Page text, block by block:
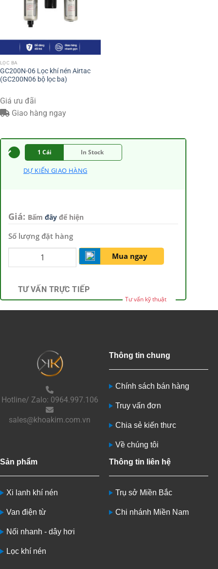
LỌC BA
GC200N-06 Lọc khí nén Airtac
(GC200N06 bộ lọc ba)
Giá ưu đãi
Giao hàng ngay
1 Cái In Stock
DỰ KIẾN GIAO HÀNG
Giá: Bấm đây để hiện
Số lượng đặt hàng
Mua ngay
TƯ VẤN TRỰC TIẾP
Tư vấn kỹ thuật
Hotline/ Zalo: 0964.997.106
sales@khoakim.com.vn
Thông tin chung
Chính sách bán hàng
Truy vấn đơn
Chia sẻ kiến thưc
Về chúng tôi
Sản phẩm
Xi lanh khí nén
Van điện từ
Nối nhanh - dây hơi
Lọc khí nén
Thông tin liên hệ
Trụ sở Miền Bắc
Chi nhánh Miền Nam